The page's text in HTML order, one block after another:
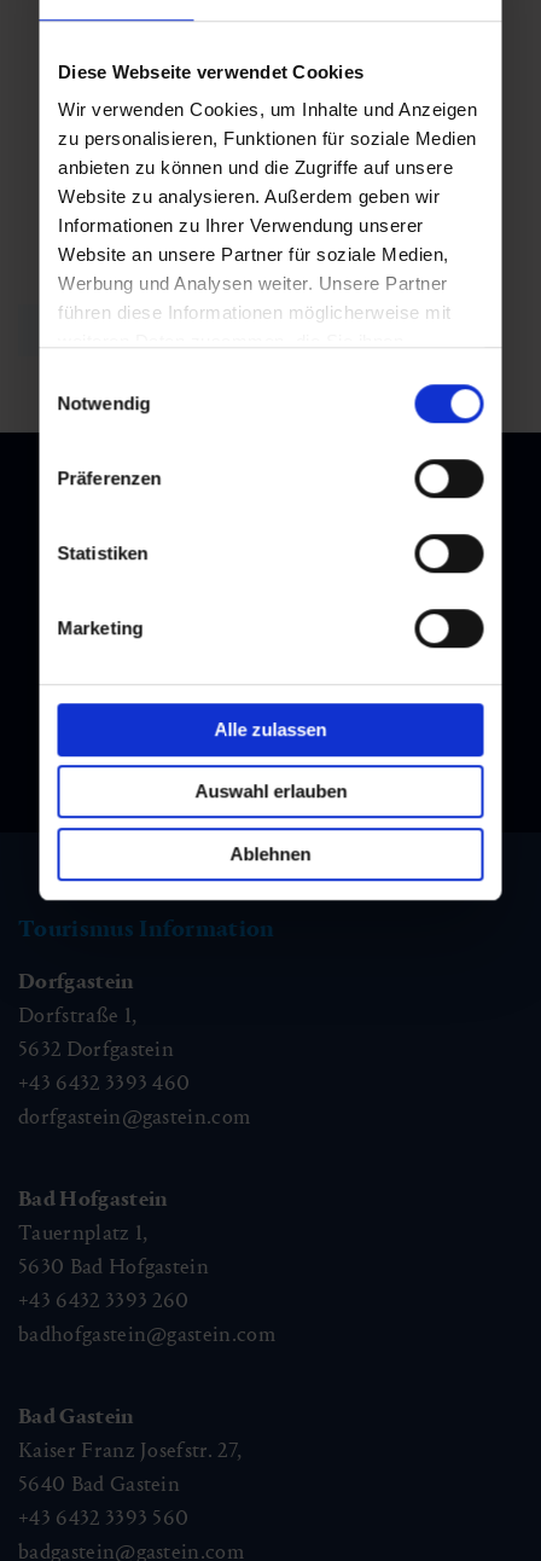
Diese Webseite verwendet Cookies
Wir verwenden Cookies, um Inhalte und Anzeigen
zu personalisieren, Funktionen für soziale Medien
anbieten zu können und die Zugriffe auf unsere
Website zu analysieren. Außerdem geben wir
Informationen zu Ihrer Verwendung unserer
Website an unsere Partner für soziale Medien,
Werbung und Analysen weiter. Unsere Partner
führen diese Informationen möglicherweise mit
Nutzung der Dienste gesammelt haben.
Notwendig
Präferenzen
Statistiken
Marketing
Alle zulassen
Auswahl erlauben
Ablehnen
08:30 08:30
Di,
25.08.2026
08:30
Tourismus Information
Dorfgastein
Dorfstraße 1,
5632 Dorfgastein
+43 6432 3393 460
dorfgastein@gastein.com
Bad Hofgastein
Tauernplatz 1,
5630 Bad Hofgastein
+43 6432 3393 260
badhofgastein@gastein.com
Bad Gastein
Kaiser Franz Josefstr. 27,
5640 Bad Gastein
+43 6432 3393 560
badgastein@gastein.com